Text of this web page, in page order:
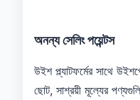
অনন্য সেলিং পয়েন্টস
উইশ প্ল্যাটফর্মের সাথে
ছোট, সাশ্রয়ী মূল্যের